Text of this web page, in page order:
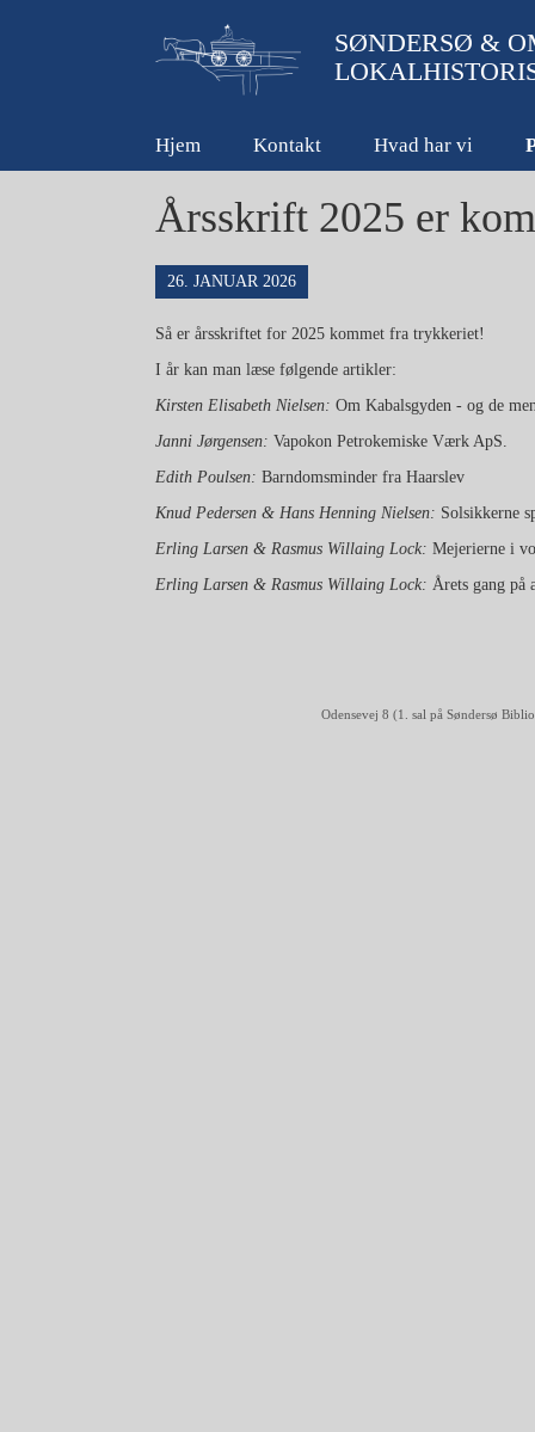
SØNDERSØ &
Hjem Kontakt Hvad har vi
Årsskrift 2025 er
26. JANUAR 2026
Så er årsskriftet for 2025 kommet fra trykkeriet!
I år kan man læse følgende artikler:
Kirsten Elisabeth Nielsen: Om Kabalsgyden - og de
Janni Jørgensen: Vapokon Petrokemiske Værk ApS.
Edith Poulsen: Barndomsminder fra Haarslev
Knud Pedersen & Hans Henning Nielsen: Solsikkerne
Erling Larsen & Rasmus Willaing Lock: Mejerierne i
Erling Larsen & Rasmus Willaing Lock: Årets gang på
Odensevej 8 (1. sal på Søndersø